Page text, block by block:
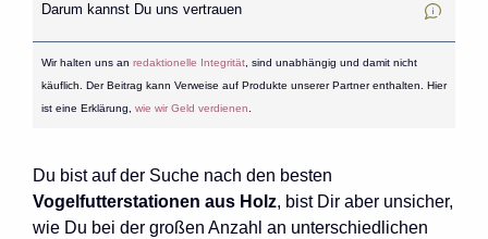
Darum kannst Du uns vertrauen
Wir halten uns an redaktionelle Integrität, sind unabhängig und damit nicht
käuflich. Der Beitrag kann Verweise auf Produkte unserer Partner enthalten. Hier
ist eine Erklärung, wie wir Geld verdienen
Du bist auf der Suche nach den besten
Vogelfutterstationen aus Holz, bist Dir aber unsicher,
wie Du bei der großen Anzahl an unterschiedlichen